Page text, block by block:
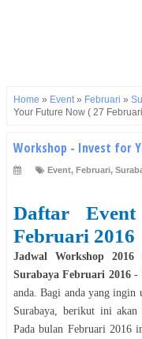
Home » Event» Februari »
Your Future Now ( 27
Workshop - Invest for
Event, Februari,
Daftar
Februari 2016
JadwalWorkshop 2016
Surabaya Februari 2016-
anda. Bagi anda yang
Surabaya , berikut ini akan
Pada bulan Februari 2016